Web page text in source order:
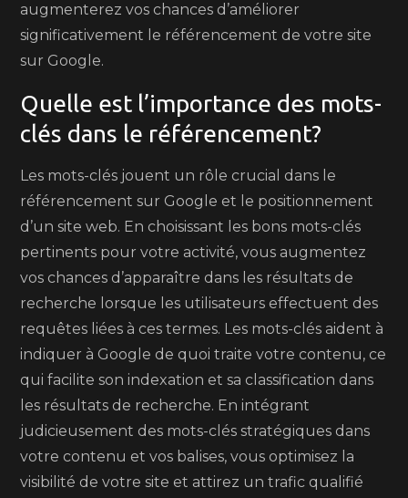
augmenterez vos chances d’améliorer
significativement le référencement de votre site
sur Google.
Quelle est l’importance des mots-
clés dans le référencement?
Les mots-clés jouent un rôle crucial dans le
référencement sur Google et le positionnement
d’un site web. En choisissant les bons mots-clés
pertinents pour votre activité, vous augmentez
vos chances d’apparaître dans les résultats de
recherche lorsque les utilisateurs effectuent des
requêtes liées à ces termes. Les mots-clés aident à
indiquer à Google de quoi traite votre contenu, ce
qui facilite son indexation et sa classification dans
les résultats de recherche. En intégrant
judicieusement des mots-clés stratégiques dans
votre contenu et vos balises, vous optimisez la
visibilité de votre site et attirez un trafic qualifié